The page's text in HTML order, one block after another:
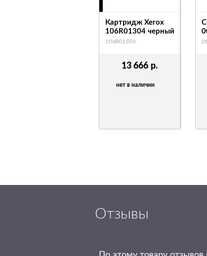
13 666 р.
нет в наличии
Картридж Xerox
106R01304 черный
106R01304
Отзывы